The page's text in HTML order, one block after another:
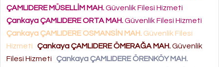
ÇAMLIDERE MÜSELLİM MAH.Güvenlik Filesi Hizmeti
Çankaya ÇAMLIDERE ORTA MAH.Güvenlik Filesi Hizmeti
Çankaya ÇAMLIDERE OSMANSİN MAH. Güvenlik Filesi
Hizmeti
Çankaya ÇAMLIDERE ÖMERAĞA MAH.Güvenlik
Filesi Hizmeti
Çankaya ÇAMLIDERE ÖRENKÖY MAH.